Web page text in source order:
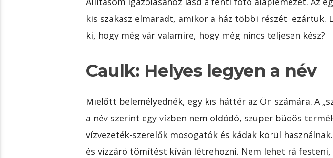
kis szakasz elmaradt, amikor a ház többi részét lezártuk.
ki, hogy még vár valamire, hogy még nincs teljesen kész?
Caulk: Helyes legyen a név
Mielőtt belemélyednék, egy kis háttér az Ön számára. A
a név szerint egy vízben nem oldódó, szuper büdös
vízvezeték-szerelők mosogatók és kádak körül
és vízzáró tömítést kíván létrehozni. Nem lehet rá festeni,